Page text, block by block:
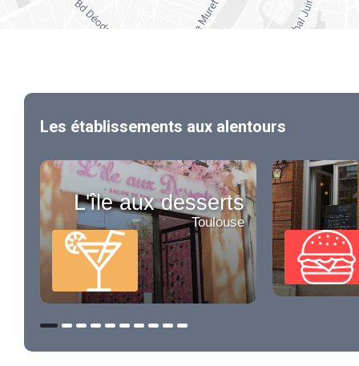
Les établissements aux alentours
L'île aux desserts
Toulouse